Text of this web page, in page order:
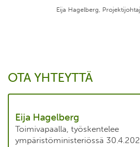
Eija Hagelberg,
OTA YHTEYTTÄ
Eija Hagelberg
Toimivapaalla, työskentelee
ympäristöministeriössä